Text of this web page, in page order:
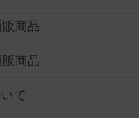
商品
商品
て